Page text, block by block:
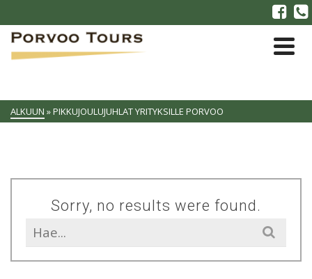
ALKUUN »PIKKUJOULUJUHLAT YRITYKSILLE PORVOO
Sorry, no results were found.
Search
for: